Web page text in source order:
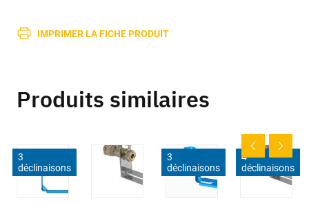
IMPRIMER LA FICHE PRODUIT
Produits similaires
3
déclinaisons
3
déclinaisons
4
déclinaisons